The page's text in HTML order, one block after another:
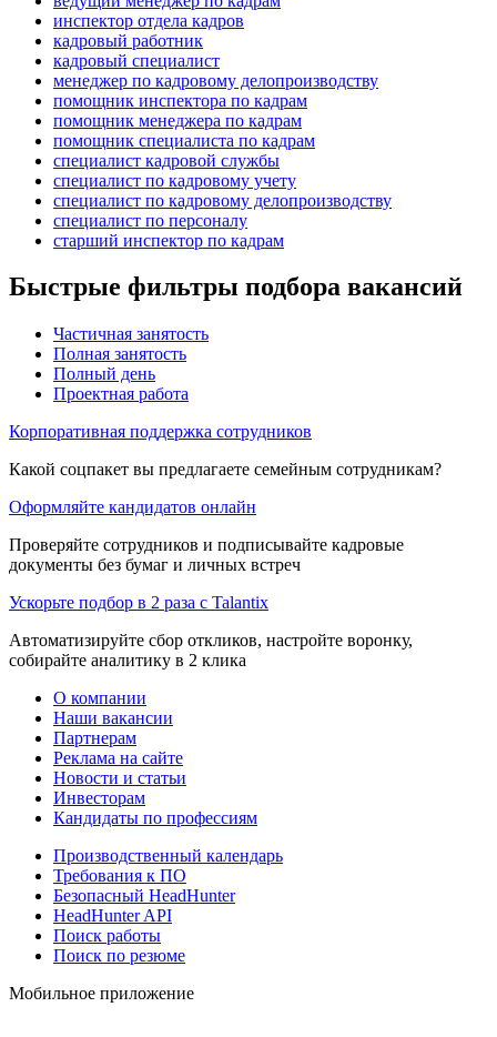
инспектор отдела кадров
кадровый работник
кадровый специалист
менеджер по кадровому делопроизводству
помощник инспектора по кадрам
помощник менеджера по кадрам
помощник специалиста по кадрам
специалист кадровой службы
специалист по кадровому учету
специалист по кадровому делопроизводству
специалист по персоналу
старший инспектор по кадрам
Быстрые фильтры подбора вакансий
Частичная занятость
Полная занятость
Полный день
Проектная работа
Корпоративная поддержка сотрудников
Какой соцпакет вы предлагаете семейным сотрудникам?
Оформляйте кандидатов онлайн
Проверяйте сотрудников и подписывайте кадровые
документы без бумаг и личных встреч
Ускорьте подбор в 2 раза с Talantix
Автоматизируйте сбор откликов, настройте воронку,
собирайте аналитику в 2 клика
О компании
Наши вакансии
Партнерам
Реклама на сайте
Новости и статьи
Инвесторам
Кандидаты по профессиям
Производственный календарь
Требования к ПО
Безопасный HeadHunter
HeadHunter API
Поиск работы
Поиск по резюме
Мобильное приложение